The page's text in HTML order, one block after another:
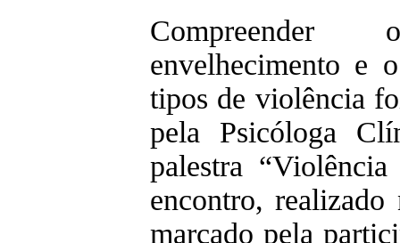
envelhecimento e
tipos de violência
pela Psicóloga
palestra
encontro,
marcado pela